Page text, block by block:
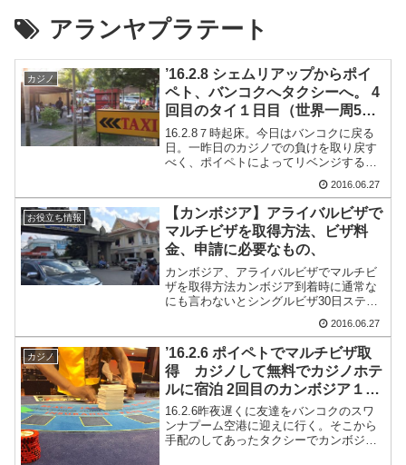
アランヤプラテート
カジノ
’16.2.8 シェムリアップからポイ
ペト、バンコクへタクシーへ。 4
回目のタイ１日目（世界一周5ヶ
月と8日目）
16.2.8７時起床。今日はバンコクに戻る
日。一昨日のカジノでの負けを取り戻す
べく、ポイペトによってリベンジするこ
朝食１ドル。いや、プライスレス・・・
でもドミも無料にして欲しい(笑)↓他の人
の口コミを見る...
2016.06.27
お役立ち情報
【カンボジア】アライバルビザで
マルチビザを取得方法、ビザ料
金、申請に必要なもの、
カンボジア、アライバルビザでマルチビ
ザを取得方法カンボジア到着時に通常な
にも言わないとシングルビザ30日ステイ
を取得する場合、記入用紙を提出時にマ
ルチプル（英語では「マゥティプル ビ
ザ」って言った方が伝...
2016.06.27
カジノ
’16.2.6 ポイペトでマルチビザ取
得 カジノして無料でカジノホテ
ルに宿泊 2回目のカンボジア１日
目（世界一周5ヶ月と6日目）
16.2.6昨夜遅くに友達をバンコクのスワ
ンナプーム空港に迎えに行く。そこから
手配のしてあったタクシーでカンボジア